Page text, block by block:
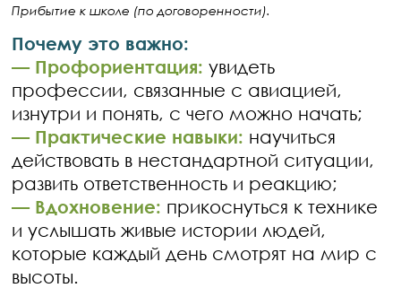
Прибытие к школе (по договоренности).
Почему это важно:
— Профориентация: увидеть
профессии, связанные с авиацией,
изнутри и понять, с чего можно начать;
— Практические навыки: научиться
действовать в нестандартной ситуации,
развить ответственность и реакцию;
— Вдохновение: прикоснуться к технике
и услышать живые истории людей,
которые каждый день смотрят на мир с
высоты.